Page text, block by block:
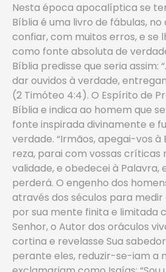
Nesta época apocalíptica se
Bíblia é uma livro de fábulas, no
confiar, com muitos erros, e se
como fonte absoluta de
Bíblia predisse que seria assim:
dar ouvidos à verdade,
(2 Timóteo 4:4). O Espírito de
Bíblia e indica ao homem que
fonte inspirada divinamente e
verdade. “Irmãos, apegai-vos à
reza, parai com vossas críticas
validade, e obedecei à Palavra,
perderá. O engenho dos
através dos séculos para medir
por sua mente finita e limitada
Senhor, o Autor dos oráculos
cortina e revelasse Sua
perante eles, reduzir-se-iam a